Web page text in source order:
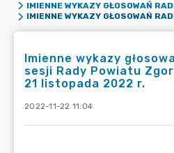
IMIENNE WYKAZY GŁOSOWAŃ
Imienne wykazy
sesji Rady Powiatu
21 listopada 2022 r.
2022-11-22 11:04